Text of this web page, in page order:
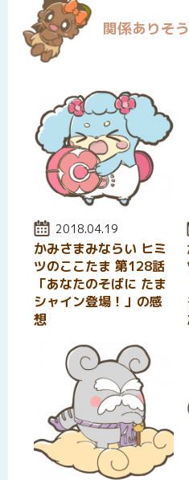
関係ありそ
投稿日:
2018.04.19
かみさまみならい ヒミ
ツのここたま 第128話
「あなたのそばに たま
シャイン登場！」の感
想